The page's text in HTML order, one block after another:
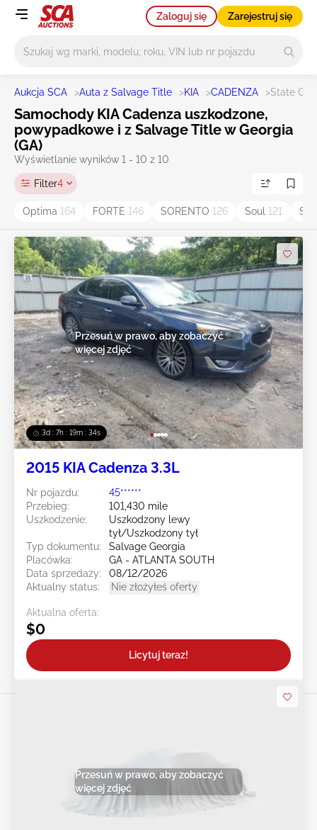
Zaloguj się Zarejestruj się
Aukcja SCA >Auta z Salvage Title >KIA >CADENZA >State GA
Samochody KIA Cadenza uszkodzone,
powypadkowe i z Salvage Title w Georgia
(GA)
Wyświetlanie wyników 1 - 10 z 10
Filter4
Optima 164 FORTE 146 SORENTO 126 Soul 121
3d : 7h : 19m : 33s
Przesuń w prawo, aby zobaczyć
więcej zdjęć
2015 KIA Cadenza 3.3L
Nr pojazdu:
45******
Przebieg:
101,430 mile
Uszkodzenie:
Uszkodzony lewy
tył/Uszkodzony tył
Typ dokumentu:
Salvage Georgia
Placówka:
GA - ATLANTA SOUTH
Data sprzedaży:
08/12/2026
Aktualny status:
Nie złożyłeś oferty
Aktualna oferta:
$0
Licytuj teraz!
Przesuń w prawo, aby zobaczyć
więcej zdjęć